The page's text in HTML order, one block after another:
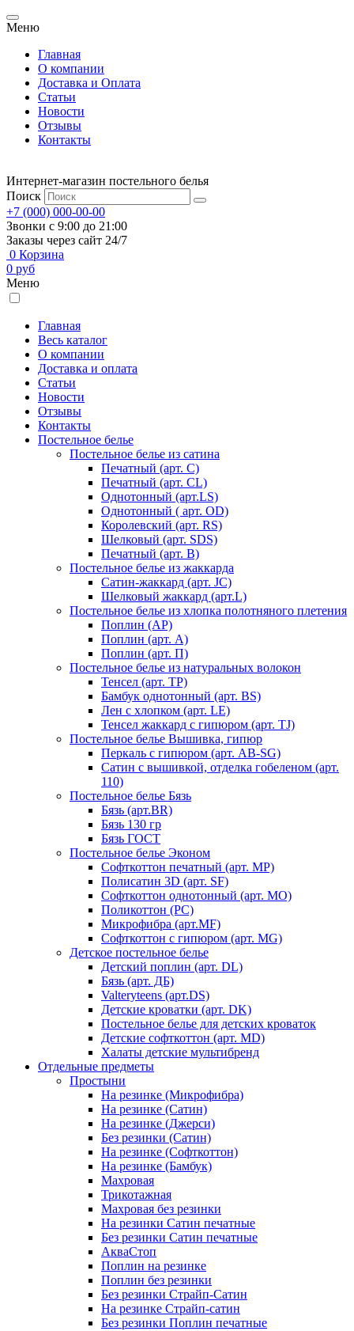
Меню
Главная
О компании
Доставка и Оплата
Статьи
Новости
Отзывы
Контакты
Интернет-магазин постельного белья
Поиск
+7 (000) 000-00-00
Звонки с 9:00 до 21:00
Заказы через сайт 24/7
0 Корзина
0 руб
Меню
Главная
Весь каталог
О компании
Доставка и оплата
Статьи
Новости
Отзывы
Контакты
Постельное белье
Постельное белье из сатина
Печатный (арт. С)
Печатный (арт. СL)
Однотонный (арт.LS)
Однотонный ( арт. OD)
Королевский (арт. RS)
Шелковый (арт. SDS)
Печатный (арт. В)
Постельное белье из жаккарда
Сатин-жаккард (арт. JC)
Шелковый жаккард (арт.L)
Постельное белье из хлопка полотняного плетения
Поплин (AP)
Поплин (арт. А)
Поплин (арт. П)
Постельное белье из натуральных волокон
Тенсел (арт. ТР)
Бамбук однотонный (арт. BS)
Лен с хлопком (арт. LE)
Тенсел жаккард с гипюром (арт. TJ)
Постельное белье Вышивка, гипюр
Перкаль с гипюром (арт. AB-SG)
Сатин с вышивкой, отделка гобеленом (арт.
110)
Постельное белье Бязь
Бязь (арт.BR)
Бязь 130 гр
Бязь ГОСТ
Постельное белье Эконом
Софткоттон печатный (арт. MР)
Полисатин 3D (арт. SF)
Софткоттон однотонный (арт. MO)
Поликоттон (PC)
Микрофибра (арт.MF)
Софткоттон с гипюром (арт. MG)
Детское постельное белье
Детский поплин (арт. DL)
Бязь (арт. ДБ)
Valteryteens (арт.DS)
Детские кроватки (арт. DK)
Постельное белье для детских кроваток
Детские софткоттон (арт. MD)
Халаты детские мультибренд
Отдельные предметы
Простыни
На резинке (Микрофибра)
На резинке (Сатин)
На резинке (Джерси)
Без резинки (Сатин)
На резинке (Софткоттон)
На резинке (Бамбук)
Махровая
Трикотажная
Махровая без резинки
На резинки Сатин печатные
Без резинки Сатин печатные
АкваСтоп
Поплин на резинке
Поплин без резинки
Без резинки Страйп-Сатин
На резинке Страйп-сатин
Без резинки Поплин печатные